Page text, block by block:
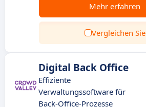
Mehr erfahren
Vergleichen Sie
Digital Back Office
Effiziente
Verwaltungssoftware für
Back-Office-Prozesse